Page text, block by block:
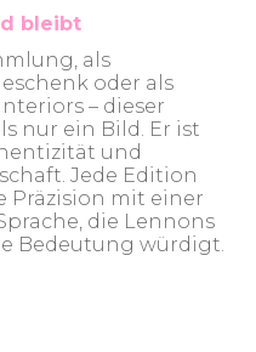
bleibt
als
oder als
– dieser
nur ein Bild. Er ist
und
Jede Edition
Präzision mit einer
die Lennons
Bedeutung würdigt.